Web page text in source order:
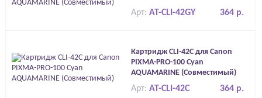
364 р.
Арт:AT-CLI-42GY
Картридж CLI-42C для Canon
PIXMA-PRO-100 Cyan
AQUAMARINE (Совместимый)
364 р.
Арт:AT-CLI-42C